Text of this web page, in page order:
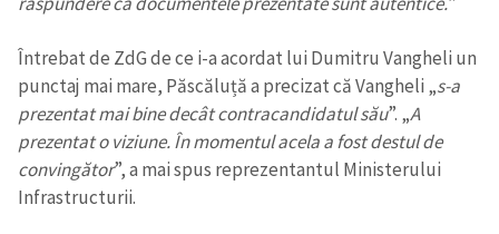
Întrebat de ZdG de ce i-a acordat lui Dumitru Vangheli un
punctaj mai mare, Păscăluță a precizat că Vangheli „s-a
prezentat mai bine decât contracandidatul său”. „A
prezentat o viziune. În momentul acela a fost destul de
convingător”, a mai spus reprezentantul Ministerului
Infrastructurii.
Telefon
+ Telefon personal
Am citit și sunt de
acord cupolitica de
confidențialitate